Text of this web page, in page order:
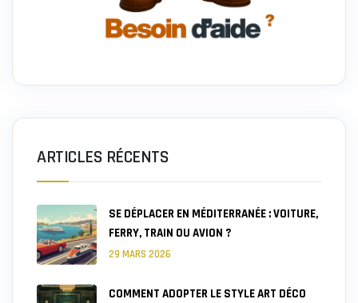
ARTICLES RÉCENTS
SE DÉPLACER EN MÉDITERRANÉE : VOITURE,
FERRY, TRAIN OU AVION ?
29 MARS 2026
COMMENT ADOPTER LE STYLE ART DÉCO